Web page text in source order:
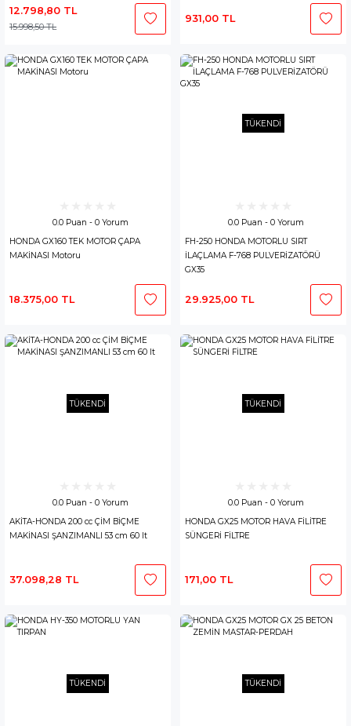
12.798,80 TL
15.998,50 TL
931,00 TL
0.0 Puan - 0 Yorum
HONDA GX160 TEK MOTOR ÇAPA
MAKİNASI Motoru
18.375,00 TL
TÜKENDİ
0.0 Puan - 0 Yorum
FH-250 HONDA MOTORLU SIRT
İLAÇLAMA F-768 PULVERİZATÖRÜ
GX35
29.925,00 TL
TÜKENDİ
0.0 Puan - 0 Yorum
AKİTA-HONDA 200 cc ÇİM BİÇME
MAKİNASI ŞANZIMANLI 53 cm 60 lt
37.098,28 TL
TÜKENDİ
0.0 Puan - 0 Yorum
HONDA GX25 MOTOR HAVA FİLİTRE
SÜNGERİ FİLTRE
171,00 TL
TÜKENDİ TÜKENDİ